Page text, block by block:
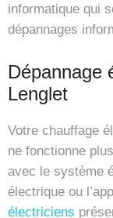
informatique qui
dépannages
Dépannage
Lenglet
Votre chauffage
ne fonctionne
avec le système
électrique ou
électriciens